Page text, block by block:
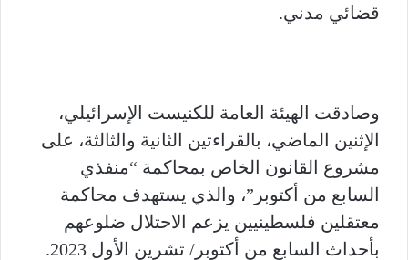
قضائي مدني.
وصادقت الهيئة العامة للكنيست الإسرائيلي،
الإثنين الماضي، بالقراءتين الثانية والثالثة، على
مشروع القانون الخاص بمحاكمة “منفذي
السابع من أكتوبر”، والذي يستهدف محاكمة
معتقلين فلسطينيين يزعم الاحتلال ضلوعهم
بأحداث السابع من أكتوبر/ تشرين الأول 2023.